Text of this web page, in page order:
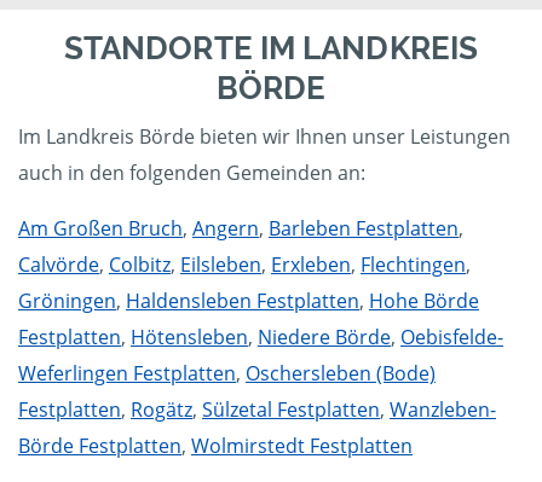
STANDORTE IM LANDKREIS
BÖRDE
Im Landkreis Börde bieten wir Ihnen unser Leistungen
auch in den folgenden Gemeinden an:
Am Großen Bruch, Angern, Barleben Festplatten,
Calvörde, Colbitz, Eilsleben, Erxleben, Flechtingen,
Gröningen, Haldensleben Festplatten, Hohe Börde
Festplatten, Hötensleben, Niedere Börde, Oebisfelde-
Weferlingen Festplatten, Oschersleben (Bode)
Festplatten, Rogätz, Sülzetal Festplatten, Wanzleben-
Börde Festplatten, Wolmirstedt Festplatten